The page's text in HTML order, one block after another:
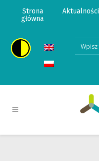
Strona
główna
Aktualności